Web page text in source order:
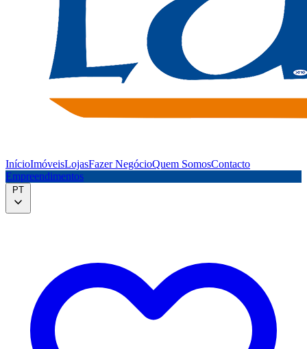
InícioImóveisLojasFazer NegócioQuem SomosContacto
Empreendimentos